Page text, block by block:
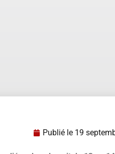
Publié le 19